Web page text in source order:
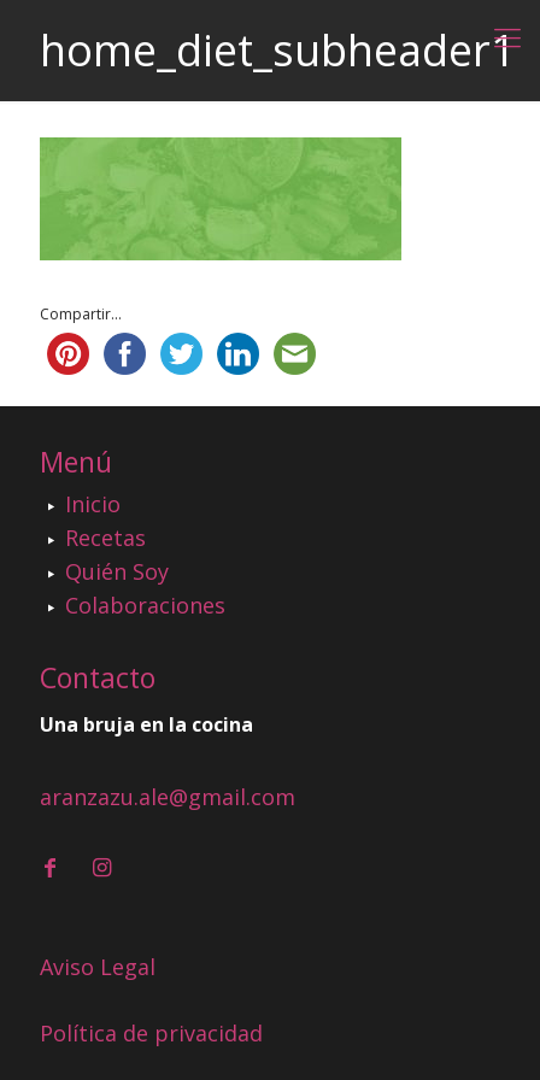
home_diet_subheader1
Compartir...
Menú
Inicio
Recetas
Quién Soy
Colaboraciones
Contacto
Una bruja en la cocina
aranzazu.ale@gmail.com
Aviso Legal
Política de privacidad